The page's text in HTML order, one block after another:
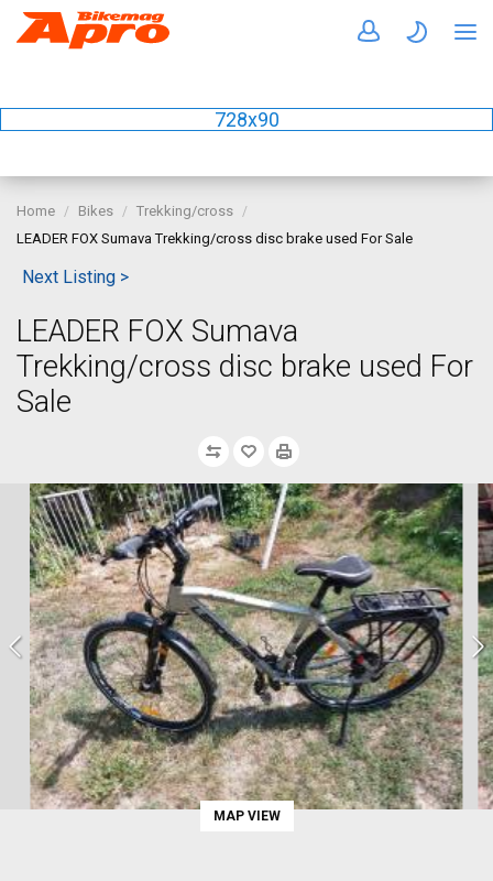
728x90
Home Bikes
Trekking/cross
LEADER FOX Sumava Trekking/cross disc brake used For Sale
Next Listing >
LEADER FOX Sumava
Trekking/cross disc brake used For
Sale
MAP VIEW